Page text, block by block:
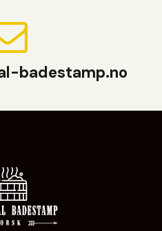
badestamp.no